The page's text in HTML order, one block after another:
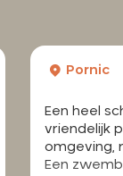
Pornic
Een heel
vriendelijk
omgeving,
Een